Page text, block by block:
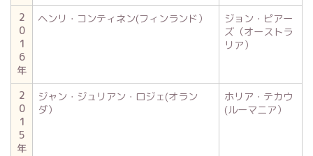
2
0
1
6
年
ヘンリ・コンティネン(フィンランド）
ジョン・ピアー
ズ（オーストラ
リア）
2
0
1
5
年
ジャン・ジュリアン・ロジェ(オラン
ダ）
ホリア・テカウ
(ルーマニア）